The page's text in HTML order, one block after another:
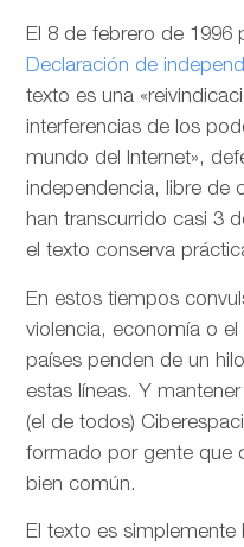
El 8 de febrero de 1996
Declaración de
texto es una
interferencias de los
mundo del Internet»,
independencia, libre de
han transcurrido casi 3
el texto conserva
En estos tiempos
violencia, economía o
países penden de un
estas líneas. Y
(el de todos)
formado por gente que
bien común.
El texto es simplemente